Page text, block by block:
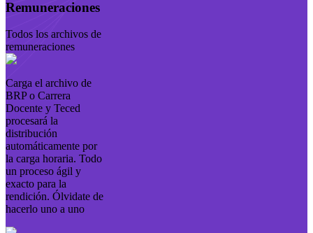
Remuneraciones
Todos los archivos de
remuneraciones
Carga el archivo de
BRP o Carrera
Docente y Teced
procesará la
distribución
automáticamente por
la carga horaria. Todo
un proceso ágil y
exacto para la
rendición. Ólvidate de
hacerlo uno a uno